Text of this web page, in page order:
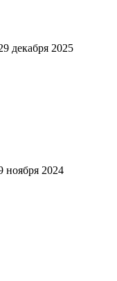
декабря 2025
ноября 2024